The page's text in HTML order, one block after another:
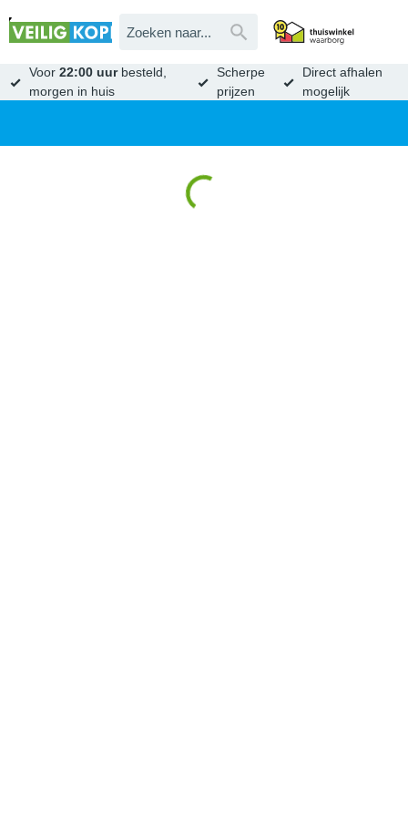
Voor22:00 uurbesteld,
morgen in huis
Scherpe
prijzen
Direct afhalen
mogelijk